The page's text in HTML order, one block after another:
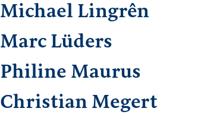
Michael Lingrên
Marc Lüders
Philine Maurus
Christian Megert